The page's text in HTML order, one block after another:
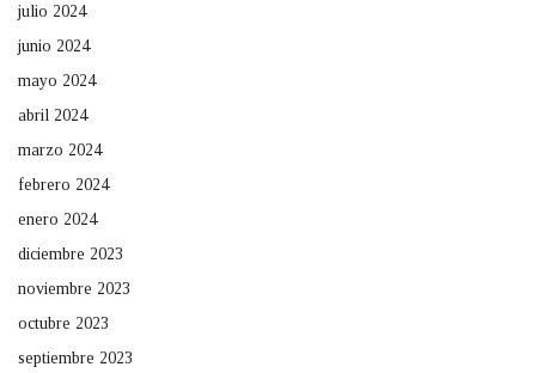
julio 2024
junio 2024
mayo 2024
abril 2024
marzo 2024
febrero 2024
enero 2024
diciembre 2023
noviembre 2023
octubre 2023
septiembre 2023